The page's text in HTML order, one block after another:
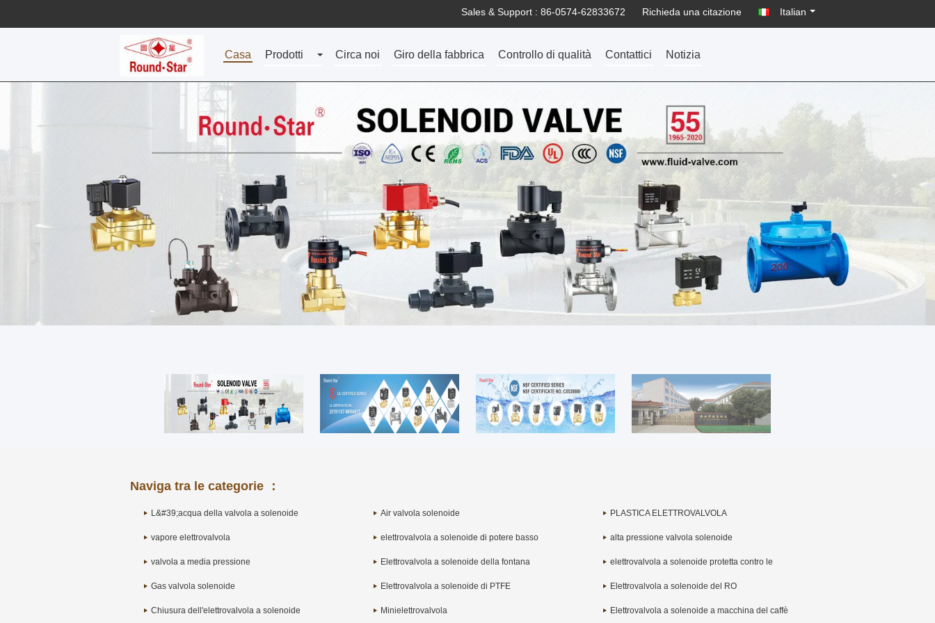
Sales & Support : 86-0574-62833672 Richieda una citazione Italian
Casa Prodotti Circa noi Giro della fabbrica Controllo di qualità Contattici Notizia
Naviga tra le categorie ：
L&#39;acqua della valvola a solenoide Air valvola solenoide PLASTICA ELETTROVALVOLA
vapore elettrovalvola elettrovalvola a solenoide di potere basso alta pressione valvola solenoide
valvola a media pressione Elettrovalvola a solenoide della fontana elettrovalvola a solenoide protetta contro le
esplosioni
Gas valvola solenoide Elettrovalvola a solenoide di PTFE Elettrovalvola a solenoide del RO
Chiusura dell'elettrovalvola a solenoide Minielettrovalvola Elettrovalvola a solenoide a macchina del caffè